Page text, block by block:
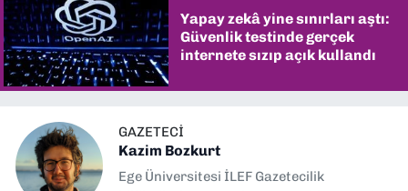
Yapay zekâ yine sınırları aştı:
Güvenlik testinde gerçek
internete sızıp açık kullandı
GAZETECI
Kazim Bozkurt
Ege Üniversitesi İLEF Gazetecilik